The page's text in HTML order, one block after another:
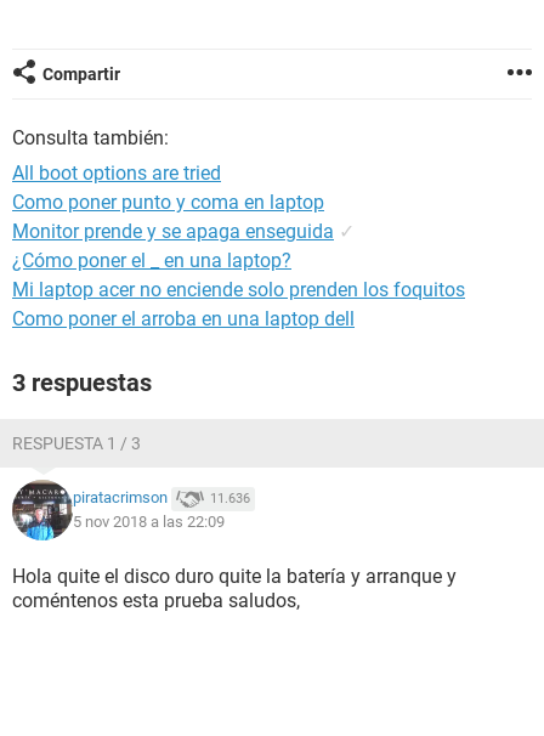
Compartir
Consulta también:
All boot options are tried
Como poner punto y coma en laptop
Monitor prende y se apaga enseguida ✓
¿Cómo poner el _ en una laptop?
Mi laptop acer no enciende solo prenden los foquitos
Como poner el arroba en una laptop dell
3 respuestas
RESPUESTA 1 / 3
piratacrimson 11.636
5 nov 2018 a las 22:09
Hola quite el disco duro quite la batería y arranque y
coméntenos esta prueba saludos,